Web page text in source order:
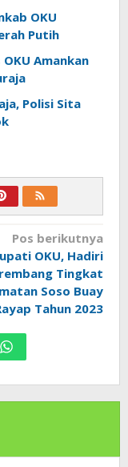
OKU
Putih
Amankan
Polisi Sita
Pos berikutnya
OKU, Hadiri
Tingkat
Soso Buay
Tahun 2023